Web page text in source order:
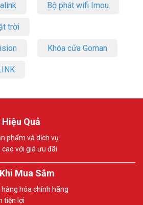
Bộ phát wifi Imou
trời
Khóa cửa Goman
Quả
phẩm và dịch vụ
với giá ưu đãi
Mua Sắm
hóa chính hãng
tiện lợi